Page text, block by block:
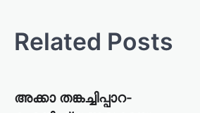
t
v
Related Posts
അക്കാ തങ്കച്ചിപ്പാറ-